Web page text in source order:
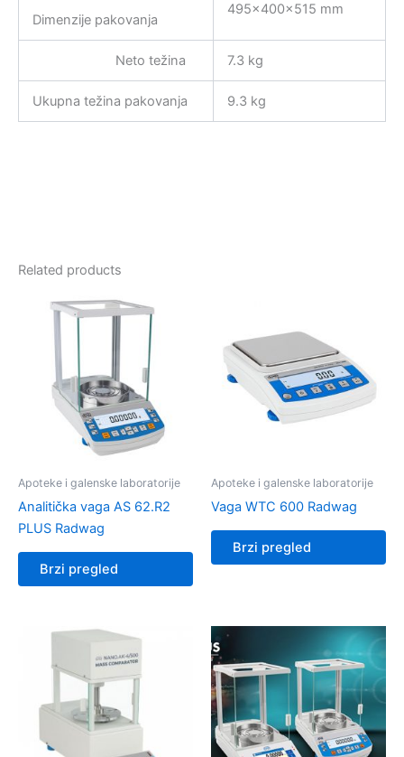
Dimenzije pakovanja
495×400×515 mm
Neto težina 7.3 kg
Ukupna težina pakovanja 9.3 kg
Related products
Apoteke i galenske laboratorije
Analitička vaga AS 62.R2
PLUS Radwag
Brzi pregled
Apoteke i galenske laboratorije
Vaga WTC 600 Radwag
Brzi pregled